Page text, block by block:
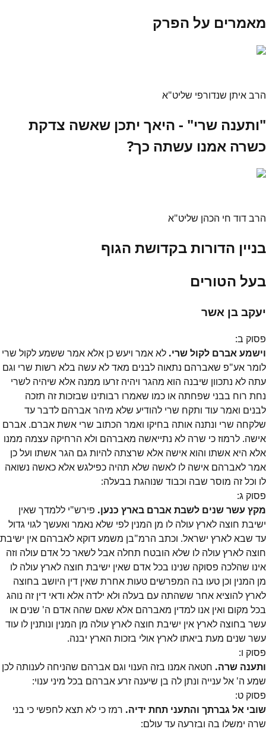
מאמרים על הפרק
הרב איתן שנדורפי שליט"א
"ותענה שרי" - היאך יתכן שאשה צדקת
כשרה אמנו עשתה כך?
הרב דוד חי הכהן שליט"א
בניין הדורות בקדושת הגוף
בעל הטורים
יעקב בן אשר
פסוק ב:
וישמע אברם לקול שרי. לא אמר ויעש כן אלא אמר ששמע לקול שרי
לומר אע"פ שאברהם נתאוה לבנים מאד לא עשה בלא רשות שרי וגם
עתה לא נתכוון שיבנה הוא מהגר ויהיה זרעו ממנה אלא שיהיה לשרי
נחת רוח בבני שפחתה או כמו שאמרו רבותינו שבזכות זה תזכה
לבנים ואמר עוד ותקח שרי להודיע שלא מיהר אברהם לדבר עד
שלקחה שרי ונתנה אותה בחיקו ואמר הכתוב שרי אשת אברם. אברם
אישה. לרמוז כי שרה לא נתייאשה מאברהם ולא הרחיקה עצמה ממנו
אלא היא אשתו והוא אישה אלא שרצתה להיות גם הגר אשתו ועל כן
אמר לאברהם אישה לו לאשה שלא תהיה כפילגש אלא כאשה נשואה
לו וכל זה מוסר שבה וכבוד שנוהגת בבעלה:
פסוק ג:
מקץ עשר שנים לשבת אברם בארץ כנען. פירש"י ללמדך שאין
ישיבת חוצה לארץ עולה לו מן המנין לפי שלא נאמר ואעשך לגוי גדול
עד שבא לארץ ישראל. וכתב הרמ"בן משמע דוקא לאברהם אין ישיבת
חוצה לארץ עולה לו שלא הובטח תחלה אבל לשאר כל אדם עולה וזה
אינו שהלכה פסוקה שנינו בכל אדם שאין ישיבת חוצה לארץ עולה לו
מן המנין וכן טעו בה המפרשים טעות אחרת שאין דין היושב בחוצה
לארץ להוציא אחר ששהתה עם בעלה ולא ילדה אלא ודאי דין זה נוהג
בכל מקום ואין אנו למדין מאברהם אלא שאם שהה אדם ה' שנים או
עשר בחוצה לארץ אין ישיבת חוצה לארץ עולה מן המנין ונותנין לו עוד
עשר שנים מעת ביאתו לארץ אולי בזכות הארץ יבנה.
פסוק ו:
ותענה שרה. חטאה אמנו בזה הענוי וגם אברהם שהניחה לענותה לכן
שמע ה' אל ענייה ונתן לה בן שיענה זרע אברהם בכל מיני ענוי:
פסוק ט:
שובי אל גברתך והתעני תחת ידיה. רמז כי לא תצא לחפשי כי בני
שרה ימשלו בה ובזרעה עד עולם: